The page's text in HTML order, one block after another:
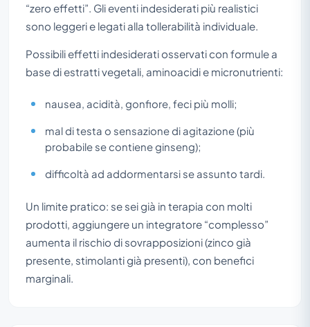
“zero effetti”. Gli eventi indesiderati più realistici
sono leggeri e legati alla tollerabilità individuale.
Possibili effetti indesiderati osservati con formule a
base di estratti vegetali, aminoacidi e micronutrienti:
nausea, acidità, gonfiore, feci più molli;
mal di testa o sensazione di agitazione (più
probabile se contiene ginseng);
difficoltà ad addormentarsi se assunto tardi.
Un limite pratico: se sei già in terapia con molti
prodotti, aggiungere un integratore “complesso”
aumenta il rischio di sovrapposizioni (zinco già
presente, stimolanti già presenti), con benefici
marginali.